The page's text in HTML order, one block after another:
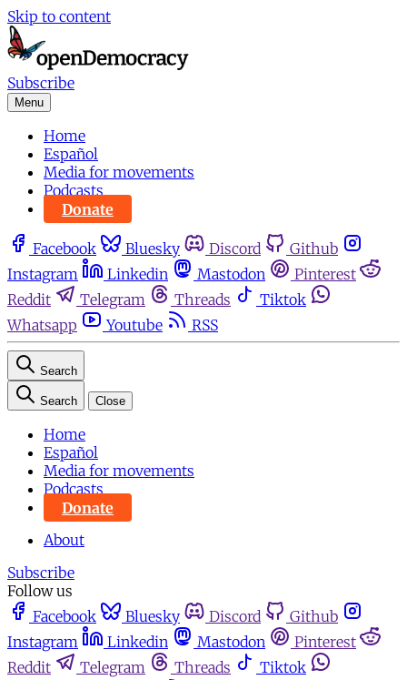
Skip to content
Subscribe
Menu
Home
Español
Media for movements
Podcasts
Donate
Facebook Bluesky Discord
Github
Instagram
Linkedin Mastodon
Pinterest
Reddit
Telegram Threads
Tiktok
Whatsapp
Youtube RSS
Search
Search Close
Home
Español
Media for movements
Podcasts
Donate
About
Subscribe
Follow us
Facebook
Bluesky Discord
Github
Instagram
Linkedin Mastodon
Pinterest
Reddit
Telegram Threads
Tiktok